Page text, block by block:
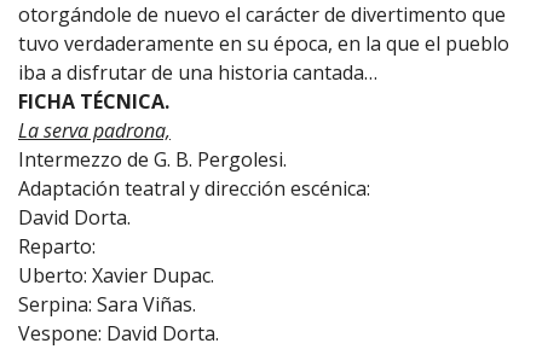
otorgándole de nuevo el carácter de divertimento que
tuvo verdaderamente en su época, en la que el pueblo
iba a disfrutar de una historia cantada…
FICHA TÉCNICA.
La serva padrona,
Intermezzo de G. B. Pergolesi.
Adaptación teatral y dirección escénica:
David Dorta.
Reparto:
Uberto: Xavier Dupac.
Serpina: Sara Viñas.
Vespone: David Dorta.